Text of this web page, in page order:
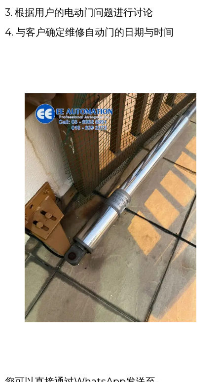
3. 根据用户的电动门问题进行讨论
4. 与客户确定维修自动门的日期与时间